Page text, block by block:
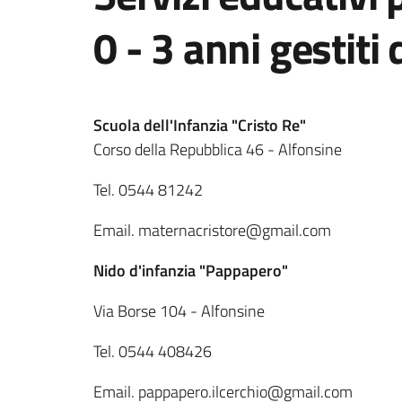
0 - 3 anni gestiti
Scuola dell'Infanzia "Cristo Re"
Corso della Repubblica 46 - Alfonsine
Tel. 0544 81242
Email. maternacristore@gmail.com
Nido d'infanzia "Pappapero"
Via Borse 104 - Alfonsine
Tel. 0544 408426
Email. pappapero.ilcerchio@gmail.com